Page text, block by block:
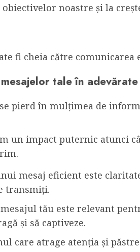
noastre și la
fi cheia către
tale în
pierd în mulțimea de
un impact puternic atunci
mesaj eficient este
transmiți.
tău este relevant
și să captiveze.
care atrage atenția și